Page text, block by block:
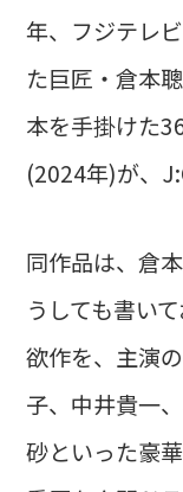
年、フジテレ
た巨匠・倉本
本を手掛けた
(2024年)が、
同作品は、倉
うしても書い
欲作を、主演
子、中井貴一
砂といった豪